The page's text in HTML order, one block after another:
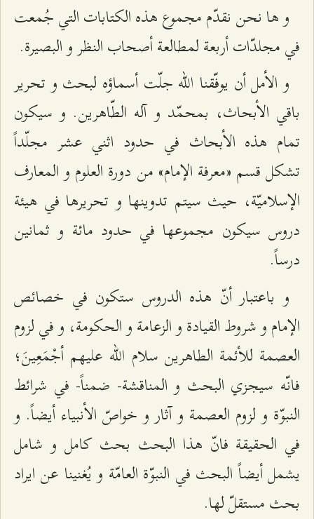
و ها نحن نقدّم مجموع هذه الكتابات التي جُمعت
في مجلدّات أربعة لمطالعة أصحاب النظر و البصيرة.
و الأمل أن يوفّقنا الله جلّت أسماؤه لبحث و تحرير
باقي الأبحاث، بمحمّد و آله الطّاهرين. و سيكون
تمام هذه الأبحاث في حدود اثني عشر مجلّداً
تشكل قسم «معرفة الإمام» من‌ دورة العلوم و المعارف
الإسلاميّة، حيث سيتم تدوينها و تحريرها في هيئة
دروس سيكون مجموعها في حدود مائة و ثمانين
درساً.
و باعتبار أنّ هذه الدروس ستكون في خصائص
الإمام و شروط القيادة و الزعامة و الحكومة، و في لزوم
العصمة للأئمة الطاهرين سلام الله عليهم أجْمَعِينَ؛
فانّه سيجزي البحث و المناقشة- ضمناً- في شرائط
النبوّة و لزوم العصمة و آثار و خواصّ الأنبياء أيضاً. و
في الحقيقة فانّ هذا البحث بحث كامل و شامل
يشمل أيضاً البحث في النبوّة العامّة و يُغنينا عن ايراد
بحث مستقلّ لها.